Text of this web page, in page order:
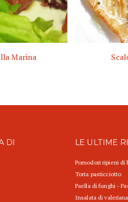
Marina
DI
LE ULTIME
Pomodori ripieni di
Torta pasticciotto
Paella di funghi -
Insalata di